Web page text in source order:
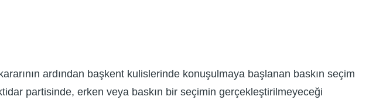
ardından başkent kulislerinde konuşulmaya başlanan baskın seçim
partisinde, erken veya baskın bir seçimin gerçekleştirilmeyeceği